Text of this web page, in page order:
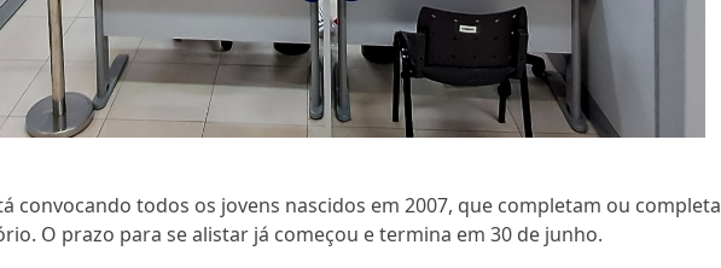
convocando todos os jovens nascidos em 2007, que completam ou
O prazo para se alistar já começou e termina em 30 de junho.